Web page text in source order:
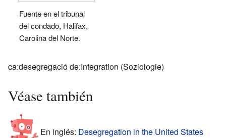
Fuente en el tribunal
del condado, Halifax,
Carolina del Norte.
ca:desegregació de:Integration (Soziologie)
Véase también
En inglés: Desegregation in the United States